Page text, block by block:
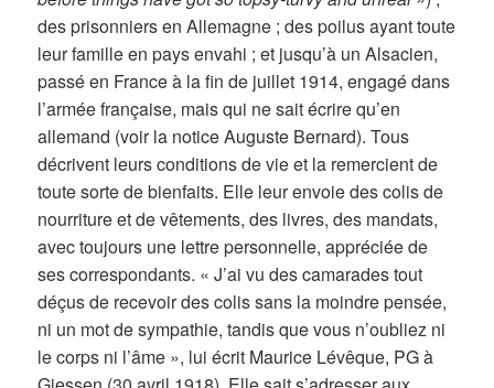
des prisonniers en Allemagne ; des poilus ayant toute
leur famille en pays envahi ; et jusqu’à un Alsacien,
passé en France à la fin de juillet 1914, engagé dans
l’armée française, mais qui ne sait écrire qu’en
allemand (voir la notice Auguste Bernard). Tous
décrivent leurs conditions de vie et la remercient de
toute sorte de bienfaits. Elle leur envoie des colis de
nourriture et de vêtements, des livres, des mandats,
avec toujours une lettre personnelle, appréciée de
ses correspondants. « J’ai vu des camarades tout
déçus de recevoir des colis sans la moindre pensée,
ni un mot de sympathie, tandis que vous n’oubliez ni
le corps ni l’âme », lui écrit Maurice Lévêque, PG à